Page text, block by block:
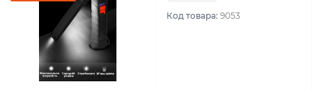
Код товара: 9053